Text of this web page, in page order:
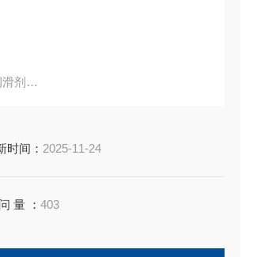
剂
时间： 2025-11-24
量 ：403